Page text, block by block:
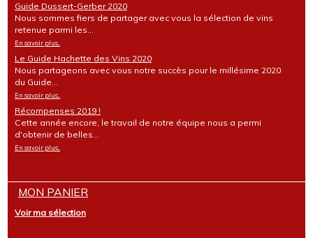
Guide Dussert-Gerber 2020
Nous sommes fiers de partager avec vous la sélection de vins
retenue parmi les...
En savoir plus...
Le Guide Hachette des Vins 2020
Nous partageons avec vous notre succès pour le millésime 2020
du Guide...
En savoir plus...
Récompenses 2019 !
Cette année encore, le travail de notre équipe nous a permi
d'obtenir de belles...
En savoir plus...
MON PANIER
Voir ma sélection